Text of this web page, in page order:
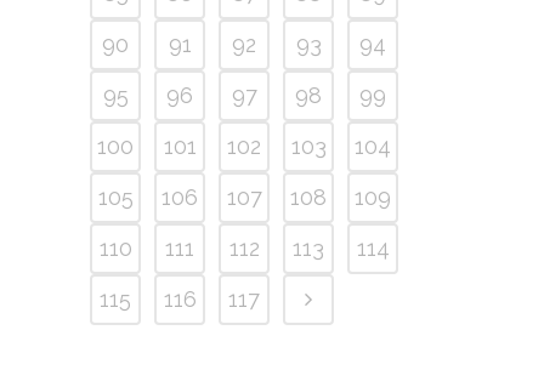
90
91 92 93
94
95
96 97 98
99
100
101 102 103
104
105
106 107 108
109
110
111 112 113
114
115
116 117